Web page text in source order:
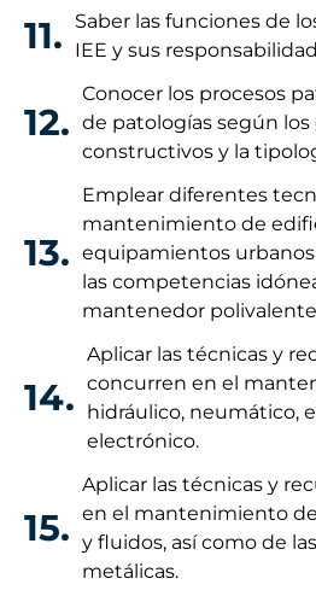
11.
Saber las funciones de
IEE y sus
12.
Conocer los procesos
de patologías según
constructivos y la
13.
Emplear diferentes
mantenimiento de
equipamientos
las competencias
mantenedor
14.
Aplicar las técnicas y
concurren en el
hidráulico, neumático,
electrónico.
15.
Aplicar las técnicas y
en el mantenimiento
y fluidos, así como de
metálicas.